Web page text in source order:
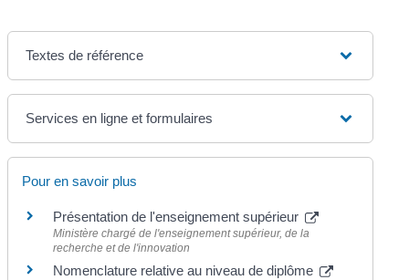
Textes de référence
Services en ligne et formulaires
Pour en savoir plus
Présentation de l'enseignement supérieur
Ministère chargé de l'enseignement supérieur, de la
recherche et de l'innovation
Nomenclature relative au niveau de diplôme